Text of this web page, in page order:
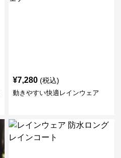
¥7,280 (税込)
動きやすい快適レインウェア